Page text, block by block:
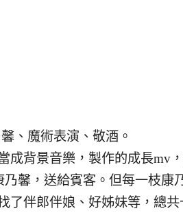
、魔術表演、敬酒。
背景音樂，製作的成長mv
馨，送給賓客。但每一枝康
了伴郎伴娘、好姊妹等，總